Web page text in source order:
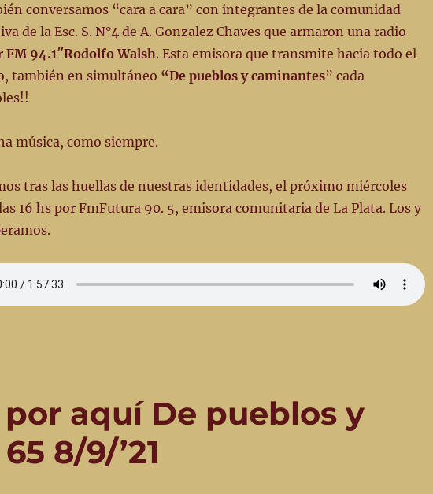
conversamos “cara a cara” con integrantes de la comunidad
de la Esc. S. N°4 de A. Gonzalez Chaves que armaron una radio
FM 94.1″Rodolfo Walsh. Esta emisora que transmite hacia todo el
también en simultáneo “De pueblos y caminantes” cada
música, como siempre.
tras las huellas de nuestras identidades, el próximo miércoles
16 hs por FmFutura 90. 5, emisora comunitaria de La Plata. Los y
aquí De pueblos y
8/9/’21